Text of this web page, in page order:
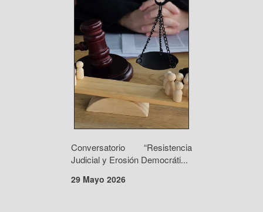
Conversatorio “Resistencia
Judicial y Erosión Democráti...
29 Mayo 2026